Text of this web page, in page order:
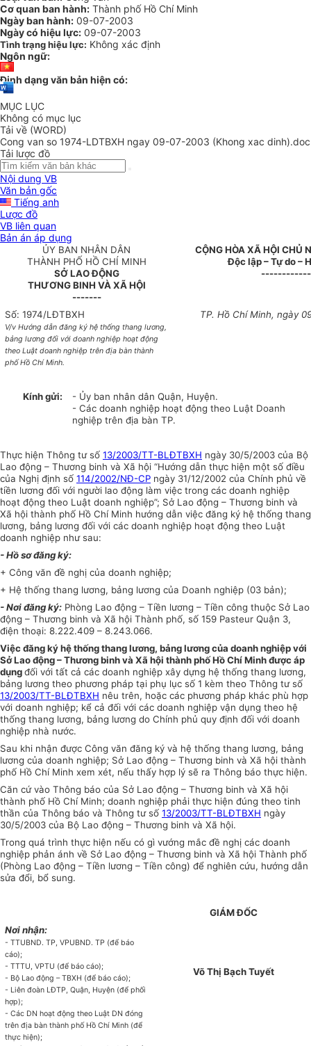
Cơ quan ban hành: Thành phố Hồ Chí Minh
Ngày ban hành: 09-07-2003
Ngày có hiệu lực: 09-07-2003
Tình trạng hiệu lực: Không xác định
Ngôn ngữ:
Định dạng văn bản hiện có:
MỤC LỤC
Không có mục lục
Tải về (WORD)
Cong van so 1974-LDTBXH ngay 09-07-2003 (Khong xac dinh).doc
Tải lược đồ
Nội dung VB
Văn bản gốc
Tiếng anh
Lược đồ
VB liên quan
Bản án áp dụng
ỦY BAN NHÂN DÂN
THÀNH PHỐ HỒ CHÍ MINH
SỞ LAO ĐỘNG
THƯƠNG BINH VÀ XÃ HỘI
-------
CỘNG HÒA XÃ HỘI CHỦ
Độc lập – Tự do –
Số: 1974/LĐTBXH
V/v Hướng dẫn đăng ký hệ thống thang lương,
bảng lương đối với doanh nghiệp hoạt động
theo Luật doanh nghiệp trên địa bàn thành
phố Hồ Chí Minh.
TP. Hồ Chí Minh, ngày
Kính gửi:
- Ủy ban nhân dân Quận, Huyện.
- Các doanh nghiệp hoạt động theo Luật Doanh
nghiệp trên địa bàn TP.
Thực hiện Thông tư số 13/2003/TT-BLĐTBXH ngày 30/5/2003 của Bộ
Lao động – Thương binh và Xã hội “Hướng dẫn thực hiện một số điều
của Nghị định số 114/2002/NĐ-CP ngày 31/12/2002 của Chính phủ về
tiền lương đối với người lao động làm việc trong các doanh nghiệp
hoạt động theo Luật doanh nghiệp”; Sở Lao động – Thương binh và
Xã hội thành phố Hồ Chí Minh hướng dẫn việc đăng ký hệ thống thang
lương, bảng lương đối với các doanh nghiệp hoạt động theo Luật
doanh nghiệp như sau:
- Hồ sơ đăng ký:
+ Công văn đề nghị của doanh nghiệp;
+ Hệ thống thang lương, bảng lương của Doanh nghiệp (03 bản);
- Nơi đăng ký: Phòng Lao động – Tiền lương – Tiền công thuộc Sở Lao
động – Thương binh và Xã hội Thành phố, số 159 Pasteur Quận 3,
điện thoại: 8.222.409 – 8.243.066.
Việc đăng ký hệ thống thang lương, bảng lương của doanh nghiệp với
Sở Lao động – Thương binh và Xã hội thành phố Hồ Chí Minh được áp
dụngđối với tất cả các doanh nghiệp xây dựng hệ thống thang lương,
bảng lương theo phương pháp tại phụ lục số 1 kèm theo Thông tư số
13/2003/TT-BLĐTBXH nêu trên, hoặc các phương pháp khác phù hợp
với doanh nghiệp; kể cả đối với các doanh nghiệp vận dụng theo hệ
thống thang lương, bảng lương do Chính phủ quy định đối với doanh
nghiệp nhà nước.
Sau khi nhận được Công văn đăng ký và hệ thống thang lương, bảng
lương của doanh nghiệp; Sở Lao động – Thương binh và Xã hội thành
phố Hồ Chí Minh xem xét, nếu thấy hợp lý sẽ ra Thông báo thực hiện.
Căn cứ vào Thông báo của Sở Lao động – Thương binh và Xã hội
thành phố Hồ Chí Minh; doanh nghiệp phải thực hiện đúng theo tinh
thần của Thông báo và Thông tư số 13/2003/TT-BLĐTBXH ngày
30/5/2003 của Bộ Lao động – Thương binh và Xã hội.
Trong quá trình thực hiện nếu có gì vướng mắc đề nghị các doanh
nghiệp phản ánh về Sở Lao động – Thương binh và Xã hội Thành phố
(Phòng Lao động – Tiền lương – Tiền công) để nghiên cứu, hướng dẫn
sửa đổi, bổ sung.
Nơi nhận:
- TTUBND. TP, VPUBND. TP (để báo
cáo);
- TTTU, VPTU (để báo cáo);
- Bộ Lao động – TBXH (để báo cáo);
- Liên đoàn LĐTP, Quận, Huyện (để phối
hợp);
- Các DN hoạt động theo Luật DN đóng
trên địa bàn thành phố Hồ Chí Minh (để
thực hiện);
GIÁM ĐỐC
Võ Thị Bạch Tuyết